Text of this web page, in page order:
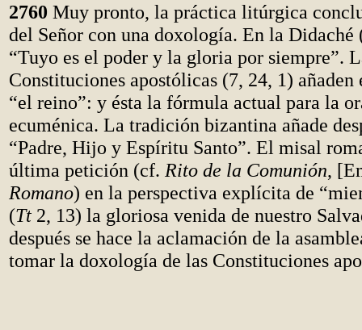
2760 Muy pronto, la práctica litúrgica
del Señor con una doxología. En la Didaché
“Tuyo es el poder y la gloria por siempre”.
Constituciones apostólicas (7, 24, 1)
“el reino”: y ésta la fórmula actual para la
ecuménica. La tradición bizantina añade
“Padre, Hijo y Espíritu Santo”. El misal
última petición (cf. Rito de la Comunión,
Romano) en la perspectiva explícita de
(Tt 2, 13) la gloriosa venida de nuestro
después se hace la aclamación de la
tomar la doxología de las Constituciones